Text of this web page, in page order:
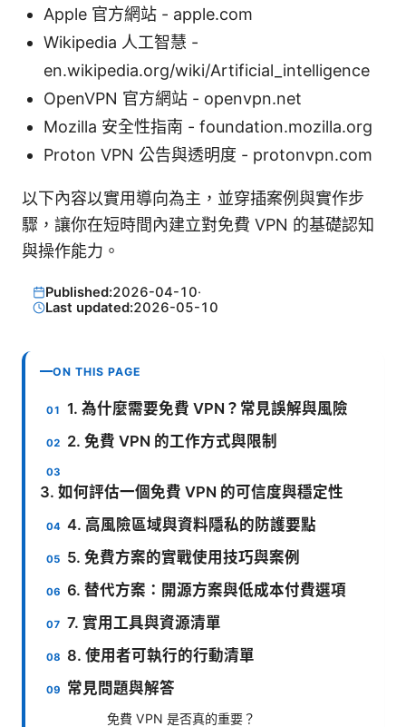
Apple 官方網站 - apple.com
Wikipedia 人工智慧 -
en.wikipedia.org/wiki/Artificial_intelligence
OpenVPN 官方網站 - openvpn.net
Mozilla 安全性指南 - foundation.mozilla.org
Proton VPN 公告與透明度 - protonvpn.com
以下內容以實用導向為主，並穿插案例與實作步
驟，讓你在短時間內建立對免費 VPN 的基礎認知
與操作能力。
Published:2026-04-10·
Last updated:2026-05-10
ON THIS PAGE
1. 為什麼需要免費 VPN？常見誤解與風險
2. 免費 VPN 的工作方式與限制
3. 如何評估一個免費 VPN 的可信度與穩定性
4. 高風險區域與資料隱私的防護要點
5. 免費方案的實戰使用技巧與案例
6. 替代方案：開源方案與低成本付費選項
7. 實用工具與資源清單
8. 使用者可執行的行動清單
常見問題與解答
免費 VPN 是否真的重要？